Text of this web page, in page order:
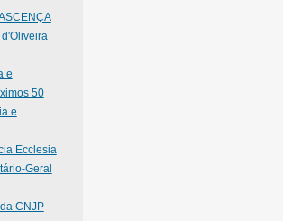
d'Oliveira
e
50
e
Ecclesia
Geral
CNJP